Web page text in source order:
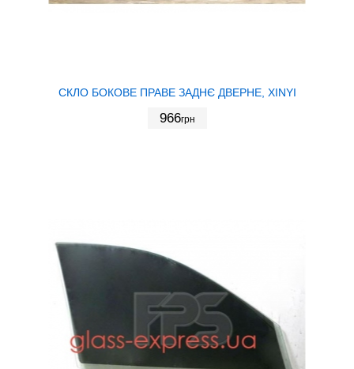
СКЛО БОКОВЕ ПРАВЕ ЗАДНЄ ДВЕРНЕ, XINYI
966грн